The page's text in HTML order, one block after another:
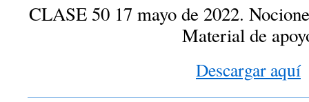
CLASE 50 17 mayo de 2022.
Material de
Descargar aquí